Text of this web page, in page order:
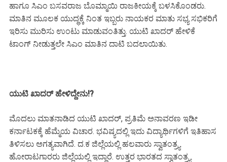
ಹಾಗೂ ಸಿಎಂ ಬಸವರಾಜ ಬೊಮ್ಮಾಯಿ ರಾಜಕೀಯಕ್ಕೆ ಬಳಸಿಕೊಂಡರು.
ಮಾತಿನ ಮೂಲಕ ಯುದ್ಧಕ್ಕೆ ನಿಂತ ಇಬ್ಬರು ನಾಯಕರ ಮಾತು ಸಭ್ಯ ಸಭಿಕರಿಗೆ
ಇರಿಸು ಮುರಿಸು ಉಂಟು ಮಾಡುವಂತಿತ್ತು. ಯುಟಿ ಖಾದರ್ ಹೇಳಿಕೆ
ಟಾಂಗ್ ನೀಡುತ್ತಲೇ ಸಿಎಂ ಮಾತಿನ ದಾಟಿ ಬದಲಾಯಿತು.
ಯುಟಿ ಖಾದರ್ ಹೇಳಿದ್ದೇನು!?
ಮೊದಲು ಮಾತನಾಡಿದ ಯುಟಿ ಖಾದರ್, ಪ್ರತಿಮೆ ಅನಾವರಣ ಇಡೀ
ಕರ್ನಾಟಕಕ್ಕೆ ಹೆಮ್ಮೆಯ ವಿಚಾರ. ಭವಿಷ್ಯದಲ್ಲಿ ಇದು ವಿದ್ಯಾರ್ಥಿಗಳಿಗೆ ಇತಿಹಾಸ
ತಿಳಿಸಲು ಅಗತ್ಯವಾಗಿದೆ. ದ.ಕ ಜಿಲ್ಲೆಯಲ್ಲಿ ಹಲವಾರು ಸ್ವಾತಂತ್ರ್ಯ
ಹೋರಾಟಗಾರರು ಜಿಲ್ಲೆಯಲ್ಲಿ ಇದ್ದಾರೆ. ಉತ್ತರ ಭಾರತದ ಸ್ವಾತಂತ್ರ್ಯ